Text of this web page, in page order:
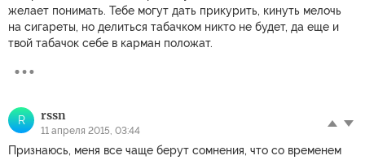
желает понимать. Тебе могут дать прикурить, кинуть мелочь
на сигареты, но делиться табачком никто не будет, да еще и
твой табачок себе в карман положат.
R rssn
11 апреля 2015, 03:44
Признаюсь, меня все чаще берут сомнения, что со временем